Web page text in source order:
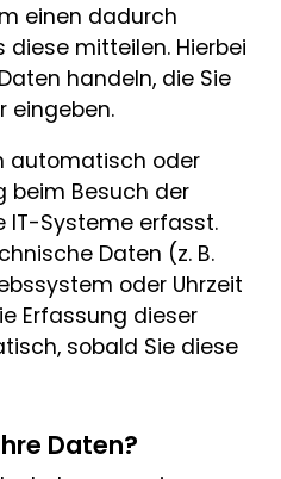
einen dadurch
diese mitteilen. Hierbei
handeln, die Sie
eingeben.
automatisch oder
beim Besuch der
IT-Systeme erfasst.
Daten (z. B.
oder Uhrzeit
Erfassung dieser
sobald Sie diese
Daten?